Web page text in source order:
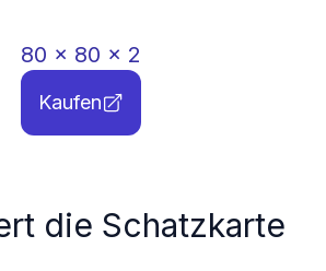
80 x 80 x 2
Kaufen
die Schatzkarte